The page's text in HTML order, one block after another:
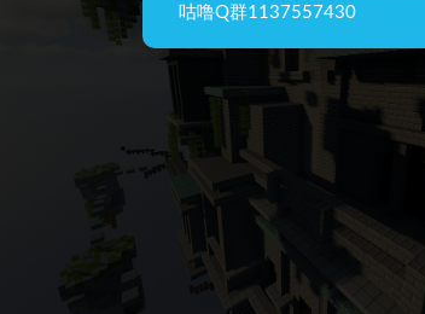
咕噜Q群1137557430